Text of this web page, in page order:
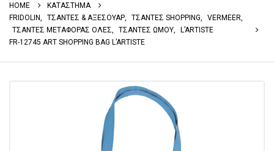
HOME
ΚΑΤΑΣΤΗΜΑ
FRIDOLIN
ΤΣΑΝΤΕΣ & ΑΞΕΣΟΥΑΡ ΤΣΑΝΤΕΣ SHOPPING VERMEER
ΤΣΑΝΤΕΣ ΜΕΤΑΦΟΡΑΣ ΟΛΕΣ
ΤΣΑΝΤΕΣ ΩΜΟΥ
L’ARTISTE
FR-12745 ART SHOPPING BAG L’ARTISTE